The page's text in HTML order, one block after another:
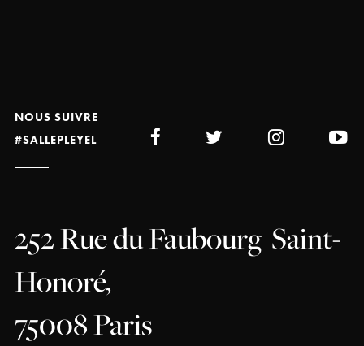
NOUS SUIVRE
#SALLEPLEYEL
252 Rue du Faubourg Saint-
Honoré,
75008 Paris